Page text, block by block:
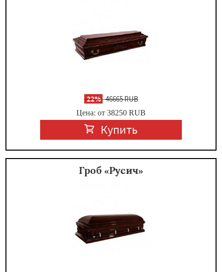
-22%46665 RUB
Цена: от 38250 RUB
Купить
Гроб «Русич»